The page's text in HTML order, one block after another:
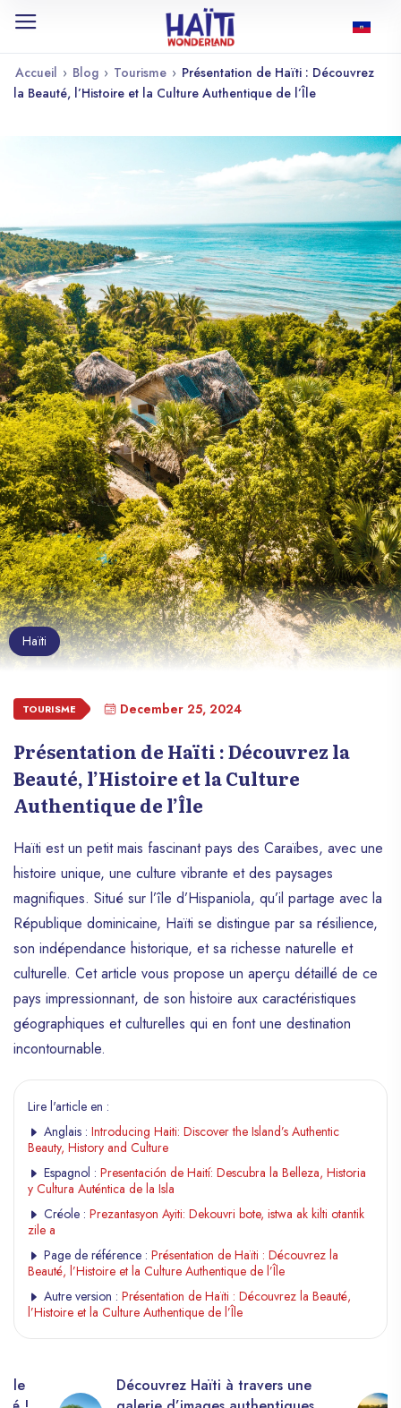
Accueil › Blog › Tourisme › Présentation de Haïti : Découvrez
la Beauté, l’Histoire et la Culture Authentique de l’Île
Haïti
TOURISME December 25, 2024
Présentation de Haïti : Découvrez la
Beauté, l’Histoire et la Culture
Authentique de l’Île
Haïti est un petit mais fascinant pays des Caraïbes, avec une
histoire unique, une culture vibrante et des paysages
magnifiques. Situé sur l’île d’Hispaniola, qu’il partage avec la
République dominicaine, Haïti se distingue par sa résilience,
son indépendance historique, et sa richesse naturelle et
culturelle. Cet article vous propose un aperçu détaillé de ce
pays impressionnant, de son histoire aux caractéristiques
géographiques et culturelles qui en font une destination
incontournable.
Lire l'article en :
Anglais : Introducing Haiti: Discover the Island’s Authentic
Beauty, History and Culture
Espagnol : Presentación de Haití: Descubra la Belleza, Historia
y Cultura Auténtica de la Isla
Créole : Prezantasyon Ayiti: Dekouvri bote, istwa ak kilti otantik
zile a
Page de référence : Présentation de Haïti : Découvrez la
Beauté, l’Histoire et la Culture Authentique de l’Île
Autre version : Présentation de Haïti : Découvrez la Beauté,
l’Histoire et la Culture Authentique de l’Île
Découvrez Haïti à travers une